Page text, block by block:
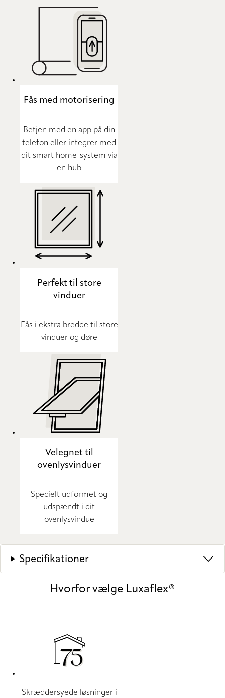
Fås med motorisering
Betjen med en app på din
telefon eller integrer med
dit smart home-system via
en hub
Perfekt til store
vinduer
Fås i ekstra bredde til store
vinduer og døre
Velegnet til
ovenlysvinduer
Specielt udformet og
udspændt i dit
ovenlysvindue
Specifikationer
Hvorfor vælge Luxaflex®
Skræddersyede løsninger i